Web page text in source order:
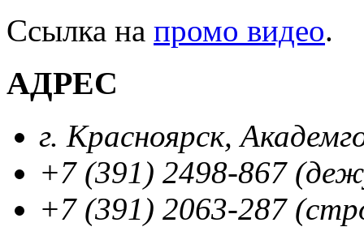
Ссылка на промо видео.
АДРЕС
г. Красноярск,
+7 (391) 2498-867
+7 (391) 2063-287